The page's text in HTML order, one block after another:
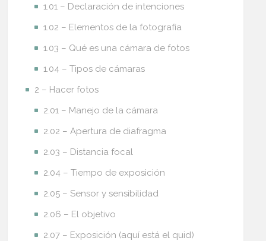
1.01 – Declaración de intenciones
1.02 – Elementos de la fotografía
1.03 – Qué es una cámara de fotos
1.04 – Tipos de cámaras
2 – Hacer fotos
2.01 – Manejo de la cámara
2.02 – Apertura de diafragma
2.03 – Distancia focal
2.04 – Tiempo de exposición
2.05 – Sensor y sensibilidad
2.06 – El objetivo
2.07 – Exposición (aquí está el quid)